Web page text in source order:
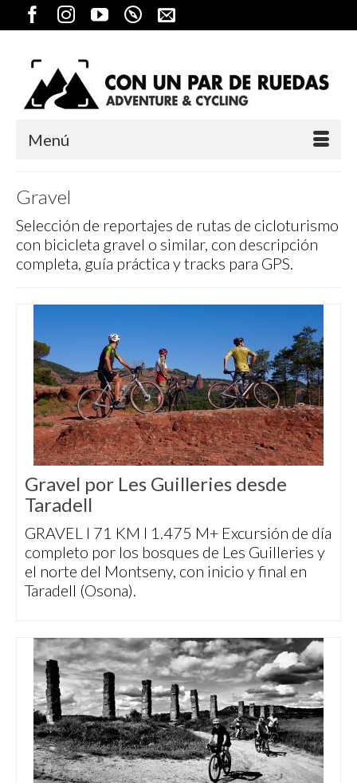
Menú
Gravel
Selección de reportajes de rutas de cicloturismo
con bicicleta gravel o similar, con descripción
completa, guía práctica y tracks para GPS.
Gravel por Les Guilleries desde
Taradell
GRAVEL I 71 KM I 1.475 M+ Excursión de día
completo por los bosques de Les Guilleries y
el norte del Montseny, con inicio y final en
Taradell (Osona).